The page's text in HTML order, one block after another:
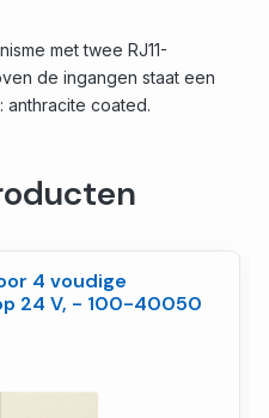
met twee RJ11-
de ingangen staat een
anthracite coated.
4 voudige
24 V, - 100-40050